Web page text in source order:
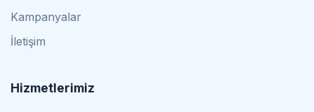
Kampanyalar
İletişim
Hizmetlerimiz